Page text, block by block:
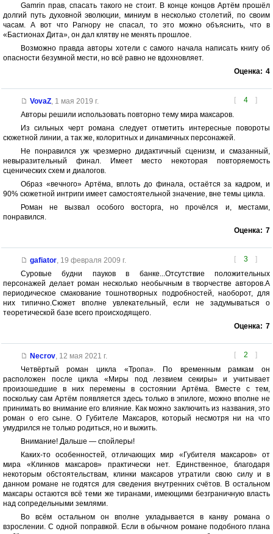
Gamrin прав, спасать такого не стоит. В конце концов Артём прошёл
долгий путь духовной эволюции, миниум в несколько столетий, по своим
часам. А вот что Рагнору не спасал, то это можно объяснить, что в
«Бастионах Дита», он дал клятву не менять прошлое.
Возможно правда авторы хотели с самого начала написать книгу об
опасности безумной мести, но всё равно не вдохновляет.
Оценка: 4
[ 4 ]
VovaZ, 1 мая 2019 г.
Авторы решили использовать повторно тему мира максаров.
Из сильных черт романа следует отметить интересные повороты
сюжетной линии, а так же, колоритных и динамичных персонажей.
Не понравился уж чрезмерно дидактичный сценизм, и смазанный,
невыразительный финал. Имеет место некоторая повторяемость
сценических схем и диалогов.
Образ «вечного» Артёма, вплоть до финала, остаётся за кадром, и
90% сюжетной интриги имеет самостоятельной значение, вне темы цикла.
Роман не вызвал особого восторга, но прочёлся и, местами,
понравился.
Оценка: 7
[ 3 ]
gafiator, 19 февраля 2009 г.
Суровые будни пауков в банке...Отсутствие положительных
персонажей делает роман несколько необычным в творчестве авторов.А
периодическое смакование тошнотворных подробностей, наоборот, для
них типично.Сюжет вполне увлекательный, если не задумываться о
теоретической базе всего происходящего.
Оценка: 7
[ 2 ]
Necrov, 12 мая 2021 г.
Четвёртый роман цикла «Тропа». По временным рамкам он
расположен после цикла «Миры под лезвием секиры» и учитывает
произошедшие в них перемены в состоянии Артёма. Вместе с тем,
поскольку сам Артём появляется здесь только в эпилоге, можно вполне не
принимать во внимание его влияние. Как можно заключить из названия, это
роман о его сыне. О Губителе Максаров, который несмотря ни на что
умудрился не только родиться, но и выжить.
Внимание! Дальше — спойлеры!
Каких-то особенностей, отличающих мир «Губителя максаров» от
мира «Клинков максаров» практически нет. Единственное, благодаря
некоторым обстоятельствам, клинки максаров утратили свою силу и в
данном романе не годятся для сведения внутренних счётов. В остальном
максары остаются всё теми же тиранами, имеющими безграничную власть
над сопредельными землями.
Во всём остальном он вполне укладывается в канву романа о
взрослении. С одной поправкой. Если в обычном романе подобного плана